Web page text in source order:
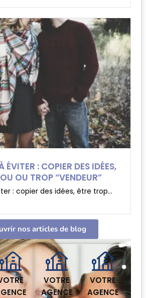
ÉVITER : COPIER DES IDÉES,
OU TROP “VENDEUR”
: copier des idées, être trop...
nos articles de blog
VOTRE
AGENCE
VOTRE
AGENCE